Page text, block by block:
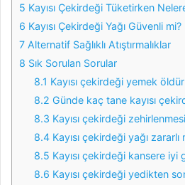
5 Kayısı Çekirdeği Tüketirken
6 Kayısı Çekirdeği Yağı Güvenli mi?
7 Alternatif Sağlıklı Atıştırmalıklar
8 Sık Sorulan Sorular
8.1 Kayısı çekirdeği yemek
8.2 Günde kaç tane kayısı
8.3 Kayısı çekirdeği
8.4 Kayısı çekirdeği yağı zararlı
8.5 Kayısı çekirdeği kansere iyi
8.6 Kayısı çekirdeği yedikten